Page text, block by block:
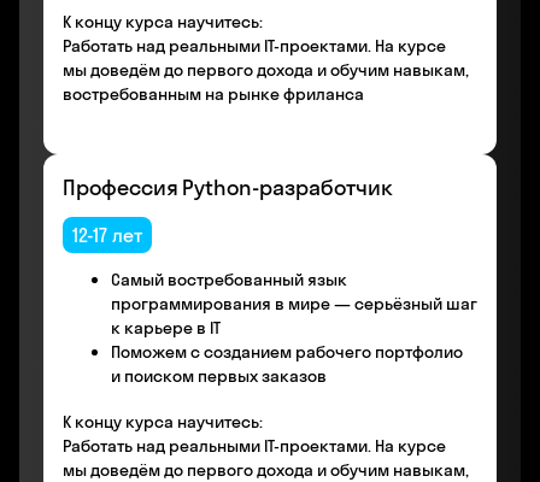
К концу курса научитесь:
Работать над реальными IT-проектами. На курсе
мы доведём до первого дохода и обучим навыкам,
востребованным на рынке фриланса
Профессия Python-разработчик
12-17 лет
Самый востребованный язык
программирования в мире — серьёзный шаг
к карьере в IT
Поможем с созданием рабочего портфолио
и поиском первых заказов
К концу курса научитесь:
Работать над реальными IT-проектами. На курсе
мы доведём до первого дохода и обучим навыкам,